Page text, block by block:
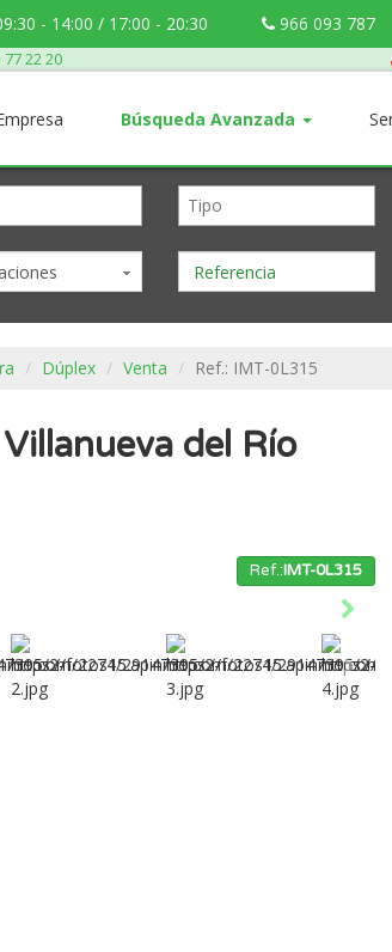
- 14:00 / 17:00 - 20:30 966 093 787
77 22 20
Búsqueda Avanzada
Dúplex Venta Ref.: IMT-0L315
del Río
Ref.:IMT-0L315